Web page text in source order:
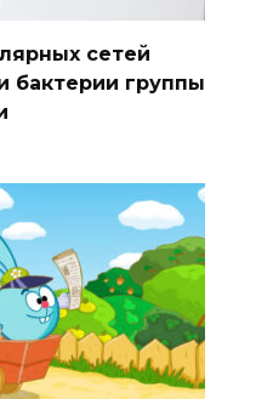
сетей
бактерии группы